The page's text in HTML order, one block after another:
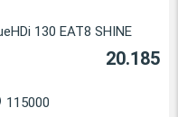
130 EAT8 SHINE
20.185
115000